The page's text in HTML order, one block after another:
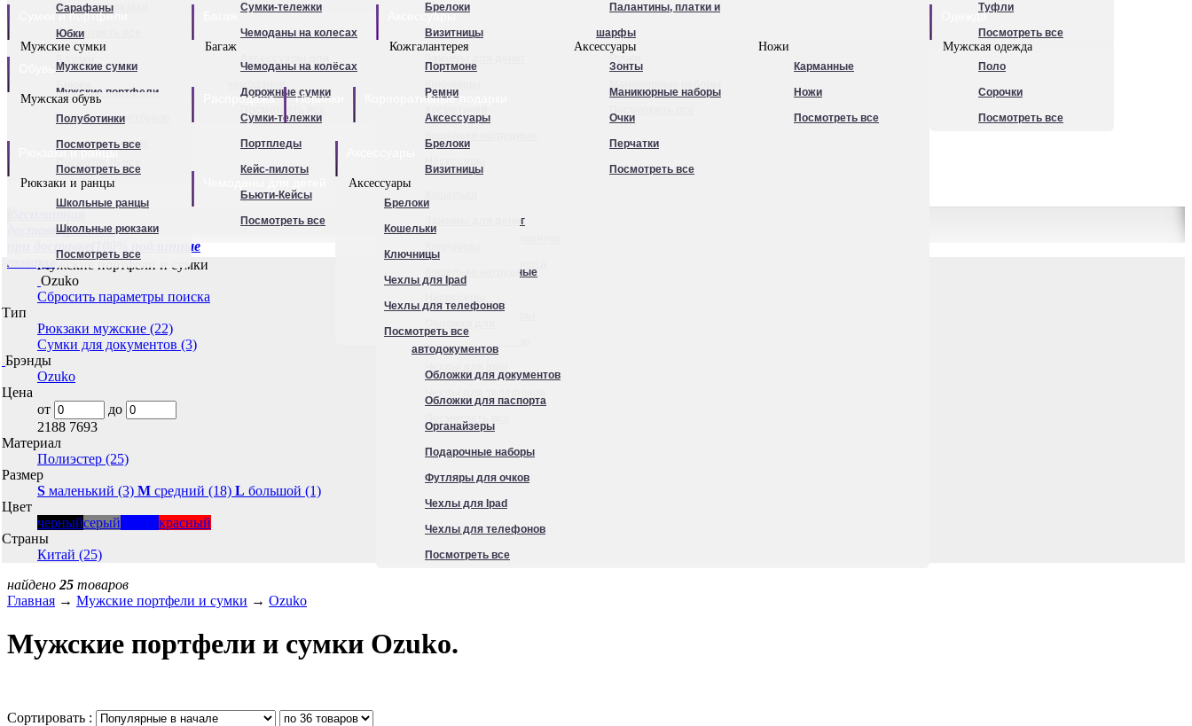
Женские рюкзаки
Посмотреть все
Сумки-тележки
Чемоданы на колесах
чемоданов
Посмотреть все
Брелоки
Визитницы
Посмотреть все
Палантины, платки и
шарфы
Туфли
Посмотреть все
Сарафаны
Юбки
Блузки
Брюки
Посмотреть все
Сумки и портфели
Мужские сумки
Мужские сумки
Мужские портфели
Сумки для ноутбуков
Рюкзаки мужские
Посмотреть все
Багаж
Чемоданы на колёсах
Дорожные сумки
Сумки-тележки
Портпледы
Кейс-пилоты
Бьюти-Кейсы
Посмотреть все
Аксессуары
Кожгалантерея
Портмоне
Ремни
Аксессуары
Брелоки
Визитницы
Зажимы для денег
Кошельки нагрудные
автодокументов
Обложки для документов
Обложки для паспорта
Органайзеры
Подарочные наборы
Футляры для очков
Чехлы для Ipad
Чехлы для телефонов
Посмотреть все
Аксессуары
Зонты
Маникюрные наборы
Очки
Перчатки
Посмотреть все
Ножи
Карманные
Ножи
Посмотреть все
Одежда
Мужская одежда
Поло
Сорочки
Посмотреть все
Мужская обувь
Полуботинки
Посмотреть все
Распродажа Новинки Корпоративные подарки
Рюкзаки и ранцы
Рюкзаки и ранцы
Школьные ранцы
Школьные рюкзаки
Посмотреть все
Аксессуары
Брелоки
Кошельки
Ключницы
Чехлы для Ipad
Чехлы для телефонов
Посмотреть все
доставка оплата
100% подлинные
товарыМужские портфели и сумки
Ozuko
Сбросить параметры поиска
Тип
Рюкзаки мужские (22)
Сумки для документов (3)
Брэнды
Ozuko
Цена
от
до
2188 7693
Материал
Полиэстер (25)
Размер
S маленький (3) M средний (18) L большой (1)
Цвет
черныйсерый
красный
Страны
Китай (25)
найдено 25 товаров
Главная → Мужские портфели и сумки → Ozuko
Мужские портфели и сумки Ozuko.
Сортировать :